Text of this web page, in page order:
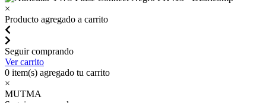
×
Producto agregado a carrito
Seguir comprando
Ver carrito
0 item(s) agregado tu carrito
×
MUTMA